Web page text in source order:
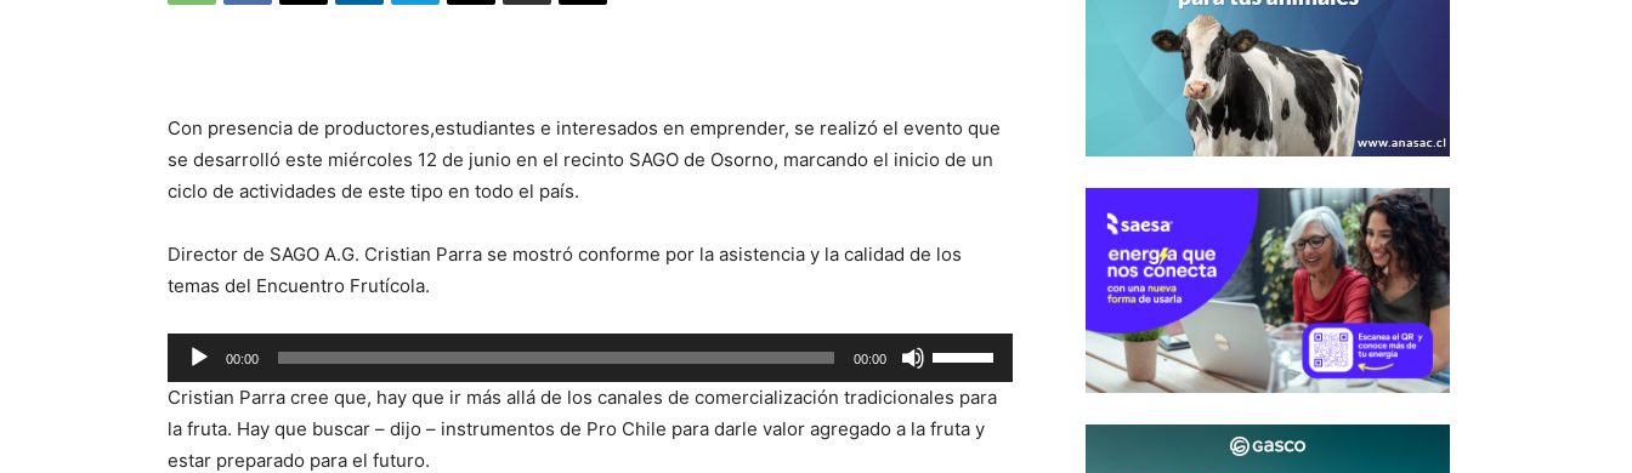
Con presencia de productores,estudiantes e interesados en emprender, se realizó el evento que
se desarrolló este miércoles 12 de junio en el recinto SAGO de Osorno, marcando el inicio de un
ciclo de actividades de este tipo en todo el país.
Director de SAGO A.G. Cristian Parra se mostró conforme por la asistencia y la calidad de los
temas del Encuentro Frutícola.
Reproductor
de
audio
00:00 00:00
las
teclas
de
Cristian Parra cree que, hay que ir más allá de los canales de comercialización tradicionales para
la fruta. Hay que buscar – dijo – instrumentos de Pro Chile para darle valor agregado a la fruta y
estar preparado para el futuro.